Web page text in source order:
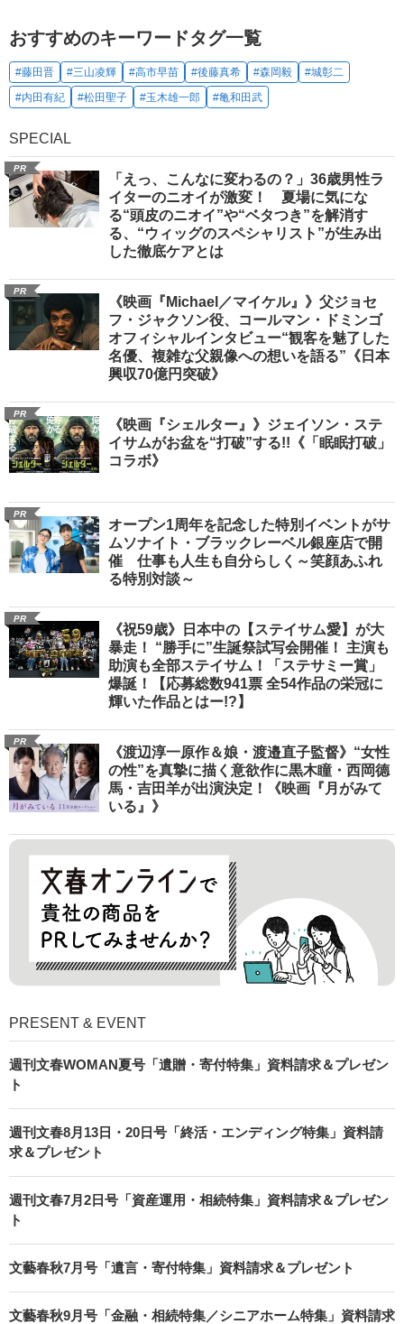
おすすめのキーワードタグ一覧
#藤田晋 #三山凌輝 #高市早苗 #後藤真希 #森岡毅
#城彰二
#内田有紀
#松田聖子 #玉木雄一郎 #亀和田武
SPECIAL
PR
「えっ、こんなに変わるの？」36歳男性ラ
イターのニオイが激変！ 夏場に気にな
る“頭皮のニオイ”や“ベタつき”を解消す
る、“ウィッグのスペシャリスト”が生み出
した徹底ケアとは
PR
《映画『Michael／マイケル』》父ジョセ
フ・ジャクソン役、コールマン・ドミンゴ
オフィシャルインタビュー“観客を魅了した
名優、複雑な父親像への想いを語る”《日本
興収70億円突破》
PR
《映画『シェルター』》ジェイソン・ステ
イサムがお盆を“打破”する!!《「眠眠打破」
コラボ》
PR
オープン1周年を記念した特別イベントがサ
ムソナイト・ブラックレーベル銀座店で開
催 仕事も人生も自分らしく～笑顔あふれ
る特別対談～
PR
《祝59歳》日本中の【ステイサム愛】が大
暴走！ “勝手に”生誕祭試写会開催！ 主演も
助演も全部ステイサム！「ステサミー賞」
爆誕！【応募総数941票 全54作品の栄冠に
輝いた作品とはー!?】
PR
《渡辺淳一原作＆娘・渡邉直子監督》“女性
の性”を真摯に描く意欲作に黒木瞳・西岡德
馬・吉田羊が出演決定！《映画『月がみて
いる』》
PRESENT & EVENT
週刊文春WOMAN夏号「遺贈・寄付特集」資料請求＆プレゼン
ト
週刊文春8月13日・20日号「終活・エンディング特集」資料請
求＆プレゼント
週刊文春7月2日号「資産運用・相続特集」資料請求＆プレゼン
ト
文藝春秋7月号「遺言・寄付特集」資料請求＆プレゼント
文藝春秋9月号「金融・相続特集／シニアホーム特集」資料請求